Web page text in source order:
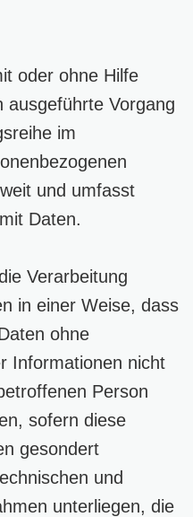
oder ohne Hilfe
ausgeführte Vorgang
im
und umfasst
Daten.
Verarbeitung
in einer Weise, dass
ohne
Informationen nicht
Person
sofern diese
gesondert
und
unterliegen, die